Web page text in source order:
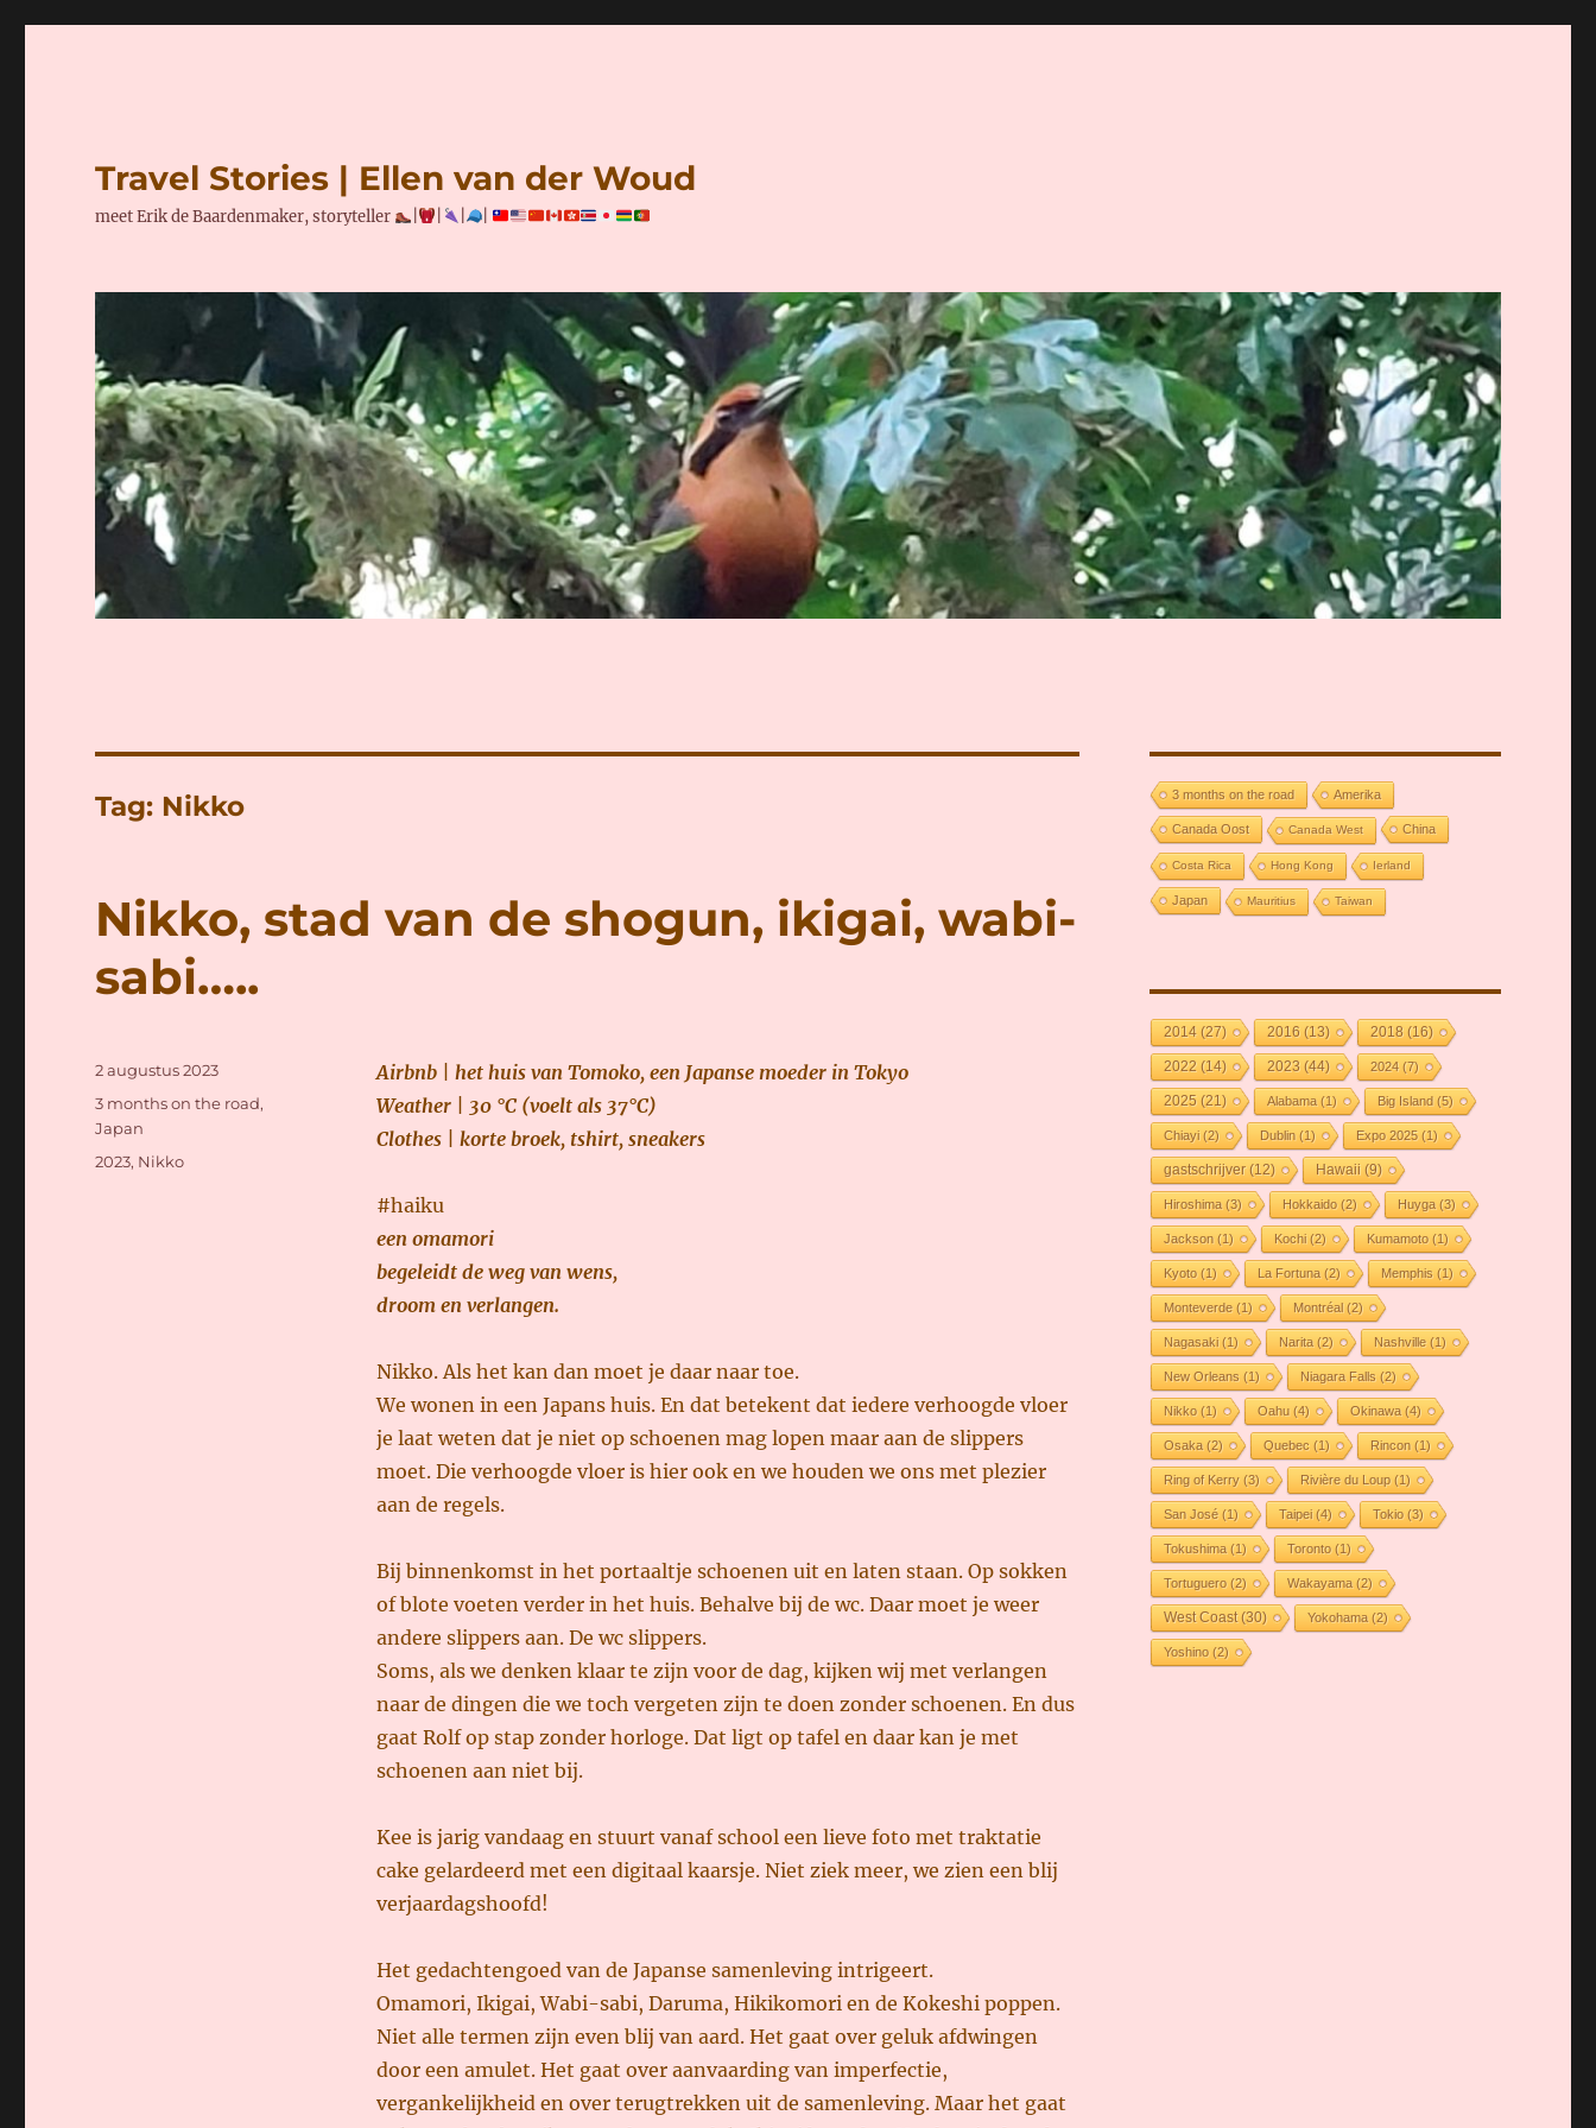
Travel Stories | Ellen van der Woud
meet Erik de Baardenmaker, storyteller
Tag: Nikko
Nikko, stad van de shogun, ikigai, wabi-
sabi…..
Airbnb | het huis van Tomoko, een Japanse moeder in Tokyo
Weather | 30 °C (voelt als 37°C)
Clothes | korte broek, tshirt, sneakers
#haiku
een omamori
begeleidt de weg van wens,
droom en verlangen.
Nikko. Als het kan dan moet je daar naar toe.
We wonen in een Japans huis. En dat betekent dat iedere verhoogde vloer
je laat weten dat je niet op schoenen mag lopen maar aan de slippers
moet. Die verhoogde vloer is hier ook en we houden we ons met plezier
aan de regels.
Bij binnenkomst in het portaaltje schoenen uit en laten staan. Op sokken
of blote voeten verder in het huis. Behalve bij de wc. Daar moet je weer
andere slippers aan. De wc slippers.
Soms, als we denken klaar te zijn voor de dag, kijken wij met verlangen
naar de dingen die we toch vergeten zijn te doen zonder schoenen. En dus
gaat Rolf op stap zonder horloge. Dat ligt op tafel en daar kan je met
schoenen aan niet bij.
Kee is jarig vandaag en stuurt vanaf school een lieve foto met traktatie
cake gelardeerd met een digitaal kaarsje. Niet ziek meer, we zien een blij
verjaardagshoofd!
Het gedachtengoed van de Japanse samenleving intrigeert.
Omamori, Ikigai, Wabi-sabi, Daruma, Hikikomori en de Kokeshi poppen.
Niet alle termen zijn even blij van aard. Het gaat over geluk afdwingen
door een amulet. Het gaat over aanvaarding van imperfectie,
vergankelijkheid en over terugtrekken uit de samenleving. Maar het gaat
Geplaatst
2 augustus 2023
Categorieën
3 months on the road,
Japan
Tags
2023, Nikko
3 months on the road Amerika
Canada Oost Canada West China
Costa Rica Hong Kong Ierland
Japan Mauritius Taiwan
2014(27) 2016(13) 2018(16)
2022(14) 2023(44) 2024(7)
2025(21) Alabama(1) Big Island(5)
Chiayi(2) Dublin(1) Expo 2025(1)
gastschrijver(12) Hawaii(9)
Hiroshima(3) Hokkaido(2) Huyga(3)
Jackson(1) Kochi(2) Kumamoto(1)
Kyoto(1) La Fortuna(2) Memphis(1)
Monteverde(1) Montréal(2)
Nagasaki(1) Narita(2) Nashville(1)
New Orleans(1) Niagara Falls(2)
Nikko(1) Oahu(4) Okinawa(4)
Osaka(2) Quebec(1) Rincon(1)
Ring of Kerry(3) Rivière du Loup(1)
San José(1) Taipei(4) Tokio(3)
Tokushima(1) Toronto(1)
Tortuguero(2) Wakayama(2)
West Coast(30) Yokohama(2)
Yoshino(2)